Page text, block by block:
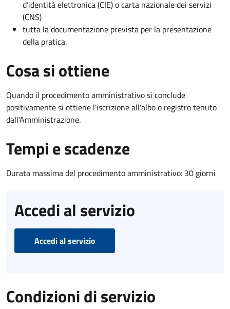
d’identità elettronica (CIE) o carta nazionale dei servizi
(CNS)
tutta la documentazione prevista per la presentazione
della pratica.
Cosa si ottiene
Quando il procedimento amministrativo si conclude
positivamente si ottiene l'iscrizione all'albo o registro tenuto
dall'Amministrazione.
Tempi e scadenze
Durata massima del procedimento amministrativo: 30 giorni
Accedi al servizio
Accedi al servizio
Condizioni di servizio